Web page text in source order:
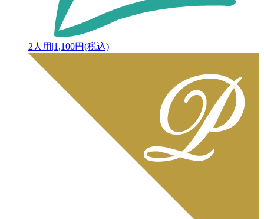
2人用 |1,100円(税込)